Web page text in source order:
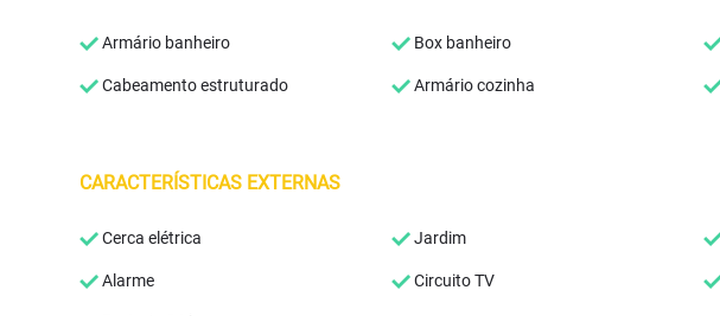
Armário banheiro Box banheiro
Cabeamento estruturado Armário cozinha
CARACTERÍSTICAS EXTERNAS
Cerca elétrica Jardim
Alarme Circuito TV